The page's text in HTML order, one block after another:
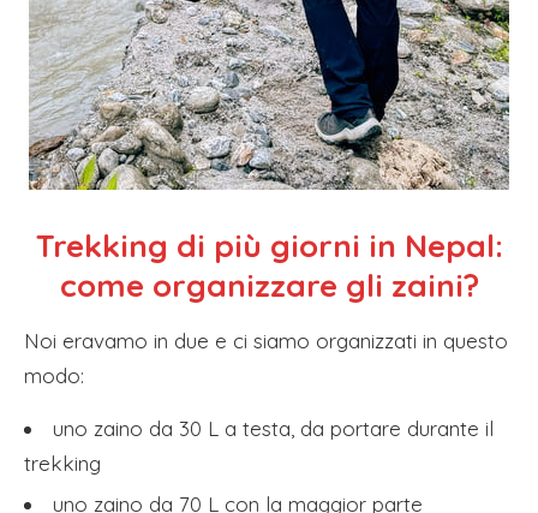
Trekking di più giorni in Nepal:
come organizzare gli zaini?
Noi eravamo in due e ci siamo organizzati in questo
modo:
uno zaino da 30 L a testa, da portare durante il
trekking
uno zaino da 70 L con la maggior parte